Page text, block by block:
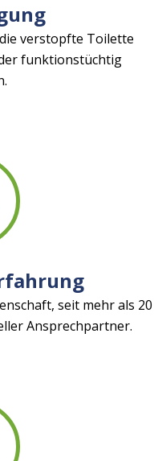
verstopfte Toilette
funktionstüchtig
seit mehr als 20
Ansprechpartner.